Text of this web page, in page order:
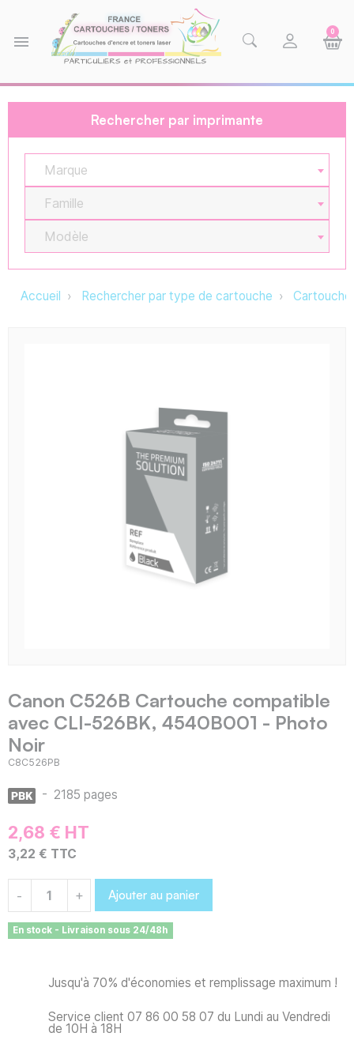
menu
0
Rechercher par imprimante
Marque
Famille
Modèle
Accueil Rechercher par type de cartouche
Canon C526B Cartouche compatible
avec CLI-526BK, 4540B001 - Photo
Noir
C8C526PB
- 2185 pages
2,68 € HT
3,22 € TTC
- + Ajouter au panier
En stock - Livraison sous 24/48h
Jusqu'à 70% d'économies et remplissage maximum !
Service client 07 86 00 58 07 du Lundi au Vendredi
de 10H à 18H